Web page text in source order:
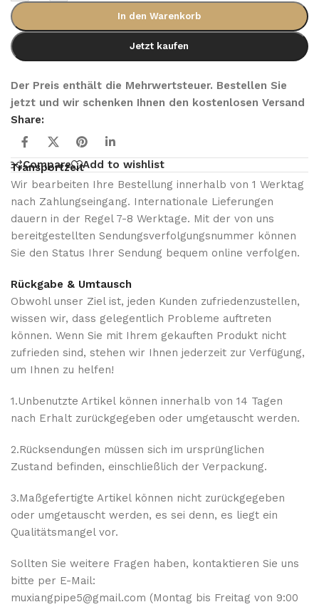
In den Warenkorb
Jetzt kaufen
Der Preis enthält die Mehrwertsteuer. Bestellen Sie
jetzt und wir schenken Ihnen den kostenlosen Versand
Share:
Compare Add to wishlist
Transportzeit
Wir bearbeiten Ihre Bestellung innerhalb von 1 Werktag
nach Zahlungseingang. Internationale Lieferungen
dauern in der Regel 7-8 Werktage. Mit der von uns
bereitgestellten Sendungsverfolgungsnummer können
Sie den Status Ihrer Sendung bequem online verfolgen.
Rückgabe & Umtausch
Obwohl unser Ziel ist, jeden Kunden zufriedenzustellen,
wissen wir, dass gelegentlich Probleme auftreten
können. Wenn Sie mit Ihrem gekauften Produkt nicht
zufrieden sind, stehen wir Ihnen jederzeit zur Verfügung,
um Ihnen zu helfen!
1.Unbenutzte Artikel können innerhalb von 14 Tagen
nach Erhalt zurückgegeben oder umgetauscht werden.
2.Rücksendungen müssen sich im ursprünglichen
Zustand befinden, einschließlich der Verpackung.
3.Maßgefertigte Artikel können nicht zurückgegeben
oder umgetauscht werden, es sei denn, es liegt ein
Qualitätsmangel vor.
Sollten Sie weitere Fragen haben, kontaktieren Sie uns
bitte per E-Mail:
muxiangpipe5@gmail.com (Montag bis Freitag von 9:00